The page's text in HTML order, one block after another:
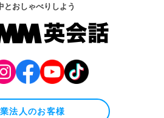
とおしゃべりしよう
法人のお客様